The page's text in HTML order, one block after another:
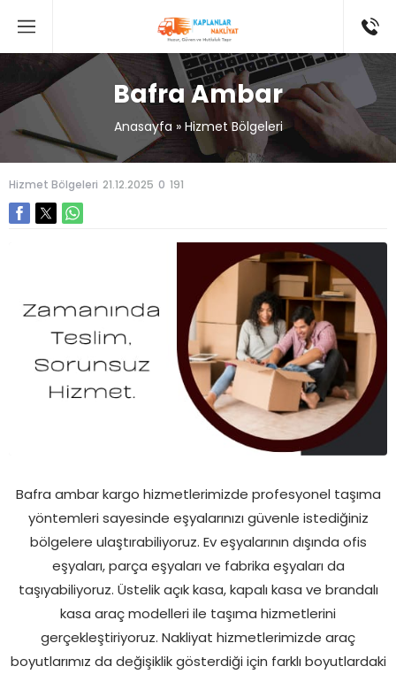
Bafra Ambar
Anasayfa » Hizmet Bölgeleri
Hizmet Bölgeleri 21.12.2025 0 191
Bafra ambar kargo hizmetlerimizde profesyonel taşıma
yöntemleri sayesinde eşyalarınızı güvenle istediğiniz
bölgelere ulaştırabiliyoruz. Ev eşyalarının dışında ofis
eşyaları, parça eşyaları ve fabrika eşyaları da
taşıyabiliyoruz. Üstelik açık kasa, kapalı kasa ve brandalı
kasa araç modelleri ile taşıma hizmetlerini
gerçekleştiriyoruz. Nakliyat hizmetlerimizde araç
boyutlarımız da değişiklik gösterdiği için farklı boyutlardaki